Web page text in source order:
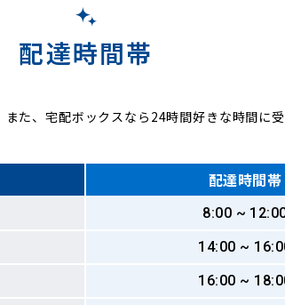
配達時間帯
た、宅配ボックスなら24時間好きな時間に
配達時間帯
8:00 ~
14:00 ~
16:00 ~